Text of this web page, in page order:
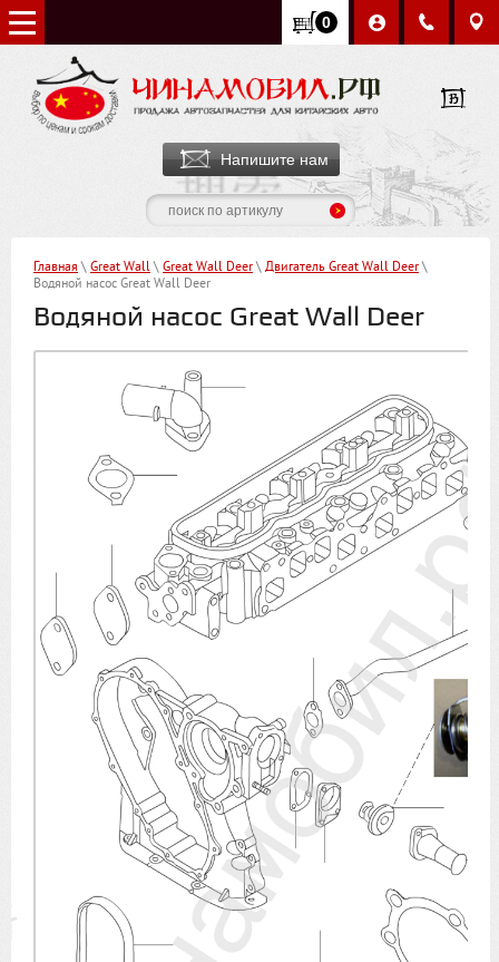
0
Напишите нам
Главная \ Great Wall \ Great Wall Deer \ Двигатель Great Wall Deer \
Водяной насос Great Wall Deer
Водяной насос Great Wall Deer